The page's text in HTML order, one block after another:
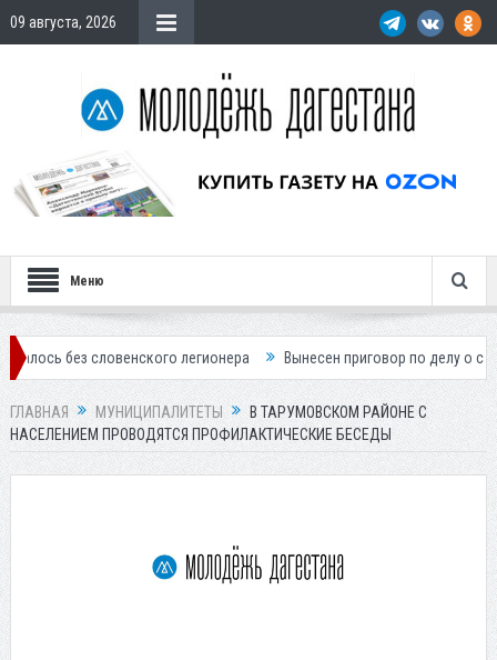
09 августа, 2026
Меню
словенского легионера Вынесен приговор по делу о
ГЛАВНАЯ МУНИЦИПАЛИТЕТЫ
В ТАРУМОВСКОМ РАЙОНЕ С
НАСЕЛЕНИЕМ ПРОВОДЯТСЯ ПРОФИЛАКТИЧЕСКИЕ БЕСЕДЫ